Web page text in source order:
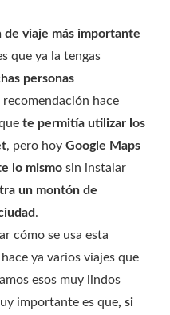
de viaje más importante
que ya la tengas
personas
recomendación hace
te permitía utilizar los
, pero hoy Google Maps
lo mismo sin instalar
un montón de
.
cómo se usa esta
ya varios viajes que
esos muy lindos
importante es que, si